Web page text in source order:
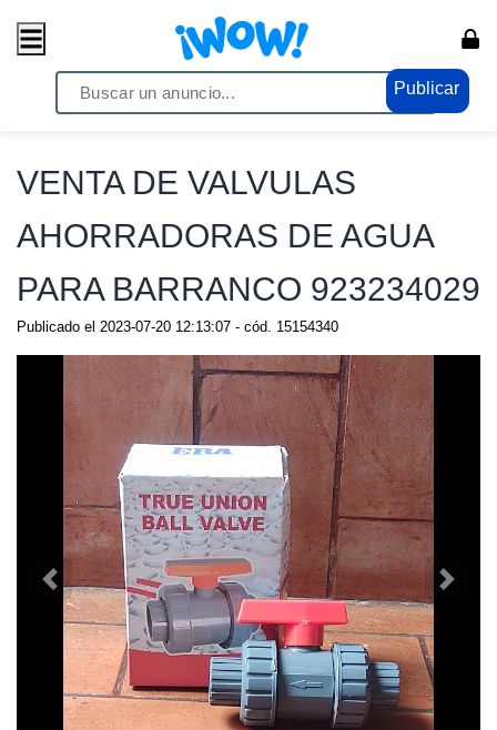
Publicar
/ Comercio / Anuncios
VENTA DE VALVULAS
AHORRADORAS DE AGUA
PARA BARRANCO 923234029
Publicado el 2023-07-20 12:13:07 - cód. 15154340